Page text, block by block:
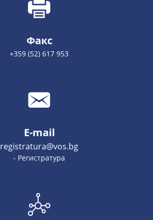
Факс
+359 (52) 617 953
E-mail
registratura@vos.bg
- Регистратура